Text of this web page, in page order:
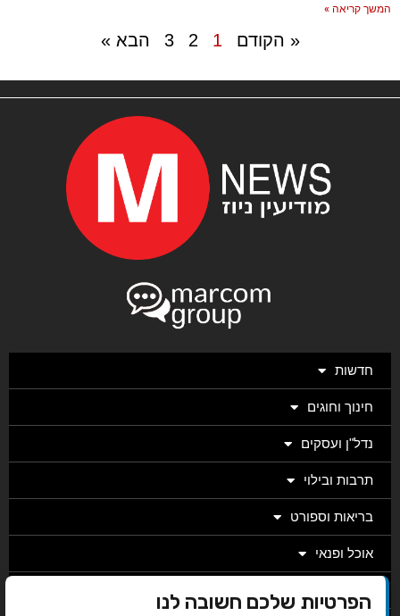
המשך קריאה »
« הקודם 1
2
3 הבא »
חדשות
חינוך וחוגים
נדל"ן ועסקים
תרבות ובילוי
בריאות וספורט
אוכל ופנאי
הפרטיות שלכם חשובה לנו